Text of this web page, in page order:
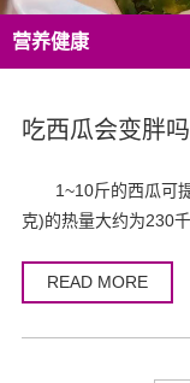
营养健康
吃西瓜会变胖
1~10斤的西瓜可提
克)的热量大约为230
READ MORE